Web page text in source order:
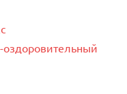
оздоровительный